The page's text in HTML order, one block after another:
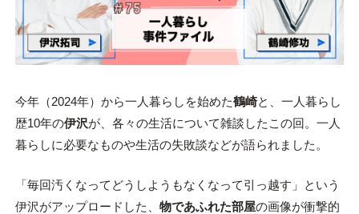
今年（2024年）から一人暮らしを始めた鶴崎と、一人暮らし
歴10年の伊沢が、各々の生活について雑談したこの回。一人
暮らしに必要なものや生活の失敗談などが語られました。
「毎回汚くなってどうしようもなくなって引っ越す」という
伊沢がアップロードした、 物であふれた部屋の画像が衝撃的